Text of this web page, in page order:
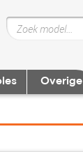
Overige